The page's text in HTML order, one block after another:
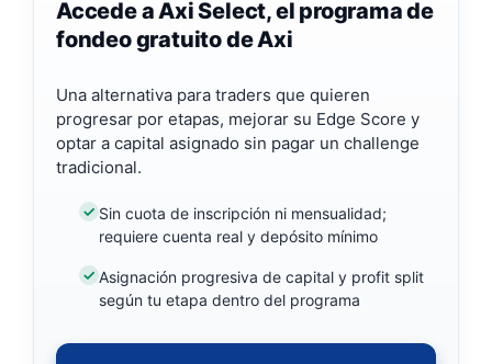
Accede a Axi Select, el programa de
fondeo gratuito de Axi
Una alternativa para traders que quieren
progresar por etapas, mejorar su Edge Score y
optar a capital asignado sin pagar un challenge
tradicional.
Sin cuota de inscripción ni mensualidad;
requiere cuenta real y depósito mínimo
Asignación progresiva de capital y profit split
según tu etapa dentro del programa